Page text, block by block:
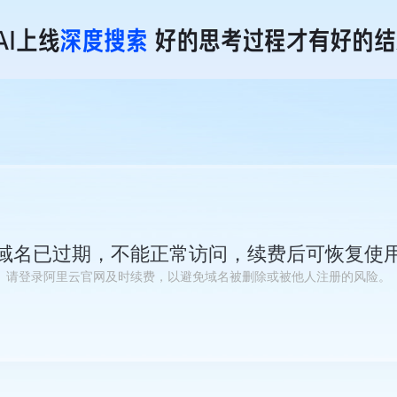
名已过期，不能正常访问，续费后可恢复使
请登录阿里云官网及时续费，以避免域名被删除或被他人注册的风险。